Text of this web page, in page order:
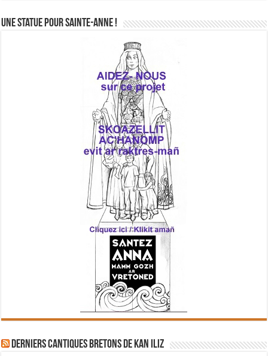
Une statue pour Sainte-Anne !
Derniers cantiques bretons de Kan Iliz